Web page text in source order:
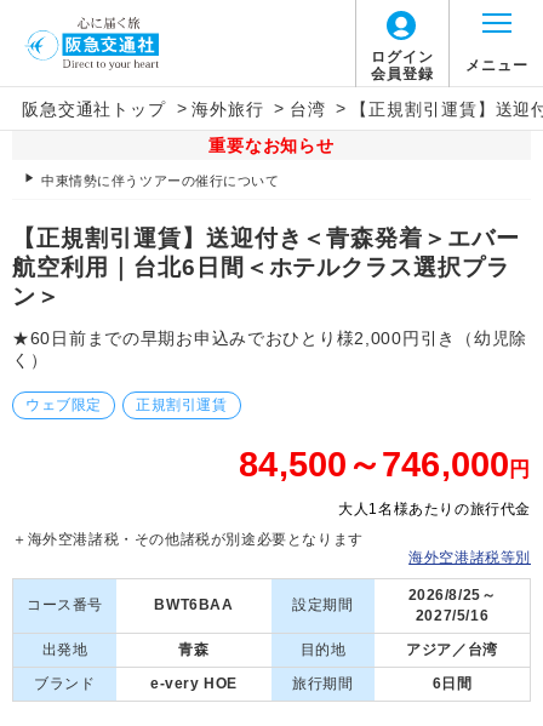
ログイン
会員登録
メニュー
阪急交通社トップ > 海外旅行 > 台湾 >
【正規割引運賃】送
重要なお知らせ
中東情勢に伴うツアーの催行について
【正規割引運賃】送迎付き＜青森発着＞エバー
航空利用｜台北6日間＜ホテルクラス選択プラ
ン＞
★60日前までの早期お申込みでおひとり様2,000円引き（幼児除
く）
ウェブ限定 正規割引運賃
84,500～746,000 円
大人1名様あたりの旅行代金
＋海外空港諸税・その他諸税が別途必要となります
海外空港諸税等別
コース番号 BWT6BAA 設定期間
2026/8/25～
2027/5/16
出発地
青森 目的地
アジア／台湾
ブランド
e-very HOE 旅行期間 6日間